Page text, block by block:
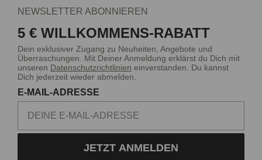
NEWSLETTER ABONNIEREN
5 € WILLKOMMENS-RABATT
Dein exklusiver Zugang zu Neuheiten, Angebote und
Überraschungen. Mit Deiner Anmeldung erklärst du Dich mit
unseren Datenschutzrichtlinien einverstanden. Du kannst
Dich jederzeit wieder abmelden.
E-MAIL-ADRESSE
JETZT ANMELDEN